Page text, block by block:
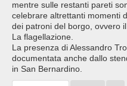
mentre sulle restanti pareti
celebrare altrettanti momenti
dei patroni del borgo, ovvero
La flagellazione.
La presenza di Alessandro
documentata anche dallo
in San Bernardino.